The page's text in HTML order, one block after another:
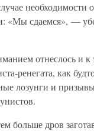
необходимости
«Мы сдаемся», —
отнеслось и к
ренегата, как
лозунги и
больше дров